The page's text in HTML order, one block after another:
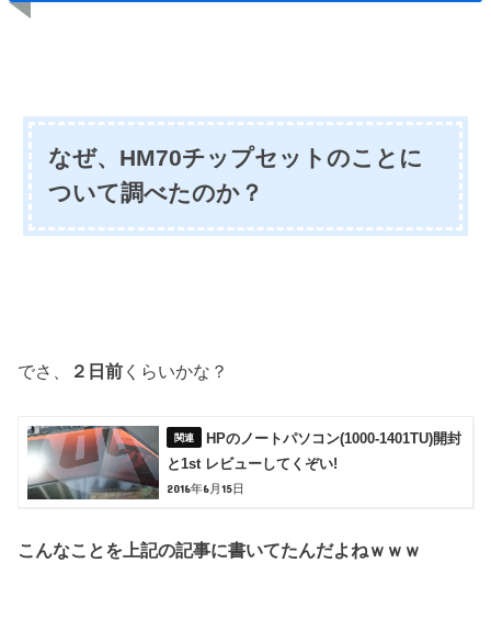
なぜ、HM70チップセットのことに
ついて調べたのか？
でさ、 ２日前 くらいかな？
HPのノートパソコン(1000-1401TU)開封
と1st レビューしてくぞい!
2016年6月15日
こんなことを上記の記事に書いてたんだよねｗｗｗ